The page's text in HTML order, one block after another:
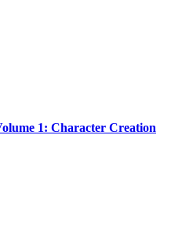
1: Character Creation